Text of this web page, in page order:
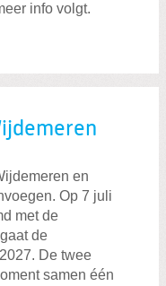
info volgt.
en
Op 7 juli
met de
de
De twee
samen één